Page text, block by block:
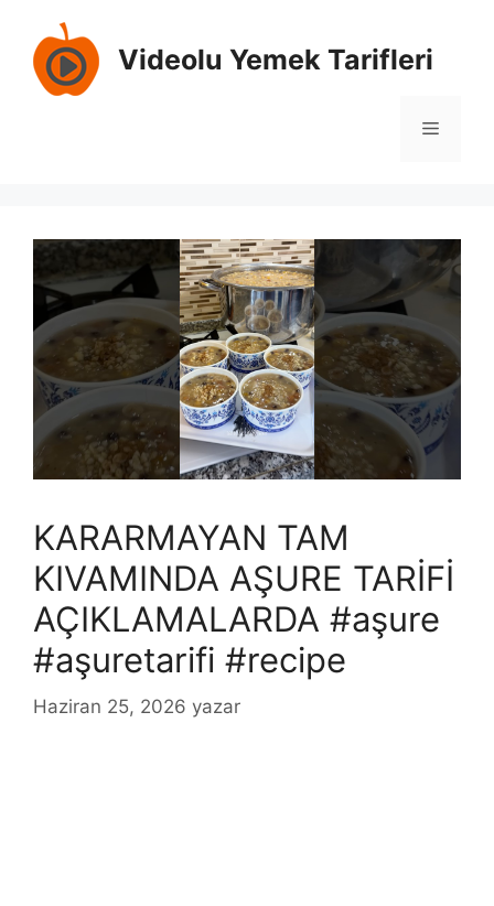
Videolu Yemek Tarifleri
Menü
KARARMAYAN TAM
KIVAMINDA AŞURE TARİFİ
AÇIKLAMALARDA #aşure
#aşuretarifi #recipe
Haziran 25, 2026 yazar